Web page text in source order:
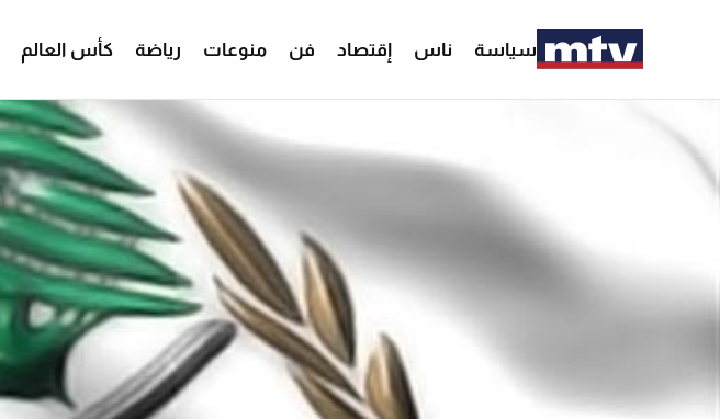
سياسة ناس إقتصاد فن منوعات رياضة كأس العالم